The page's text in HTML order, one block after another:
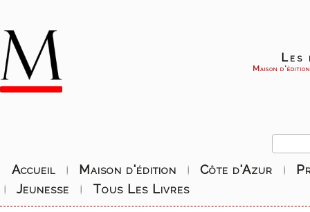
Les
Maison
Accueil Maison d'édition Côte d'Azur
Jeunesse
Tous Les Livres